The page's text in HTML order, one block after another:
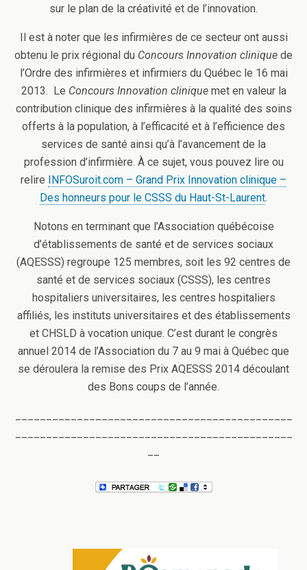
sur le plan de la créativité et de l’innovation.
Il est à noter que les infirmières de ce secteur ont aussi
obtenu le prix régional du Concours Innovation clinique de
l’Ordre des infirmières et infirmiers du Québec le 16 mai
2013. Le Concours Innovation cliniquemet en valeur la
contribution clinique des infirmières à la qualité des soins
offerts à la population, à l’efficacité et à l’efficience des
services de santé ainsi qu’à l’avancement de la
profession d’infirmière. À ce sujet, vous pouvez lire ou
relire INFOSuroit.com – Grand Prix Innovation clinique –
Des honneurs pour le CSSS du Haut-St-Laurent.
Notons en terminant que l’Association québécoise
d’établissements de santé et de services sociaux
(AQESSS) regroupe 125 membres, soit les 92 centres de
santé et de services sociaux (CSSS), les centres
hospitaliers universitaires, les centres hospitaliers
affiliés, les instituts universitaires et des établissements
et CHSLD à vocation unique. C’est durant le congrès
annuel 2014 de l’Association du 7 au 9 mai à Québec que
se déroulera la remise des Prix AQESSS 2014 découlant
des Bons coups de l’année.